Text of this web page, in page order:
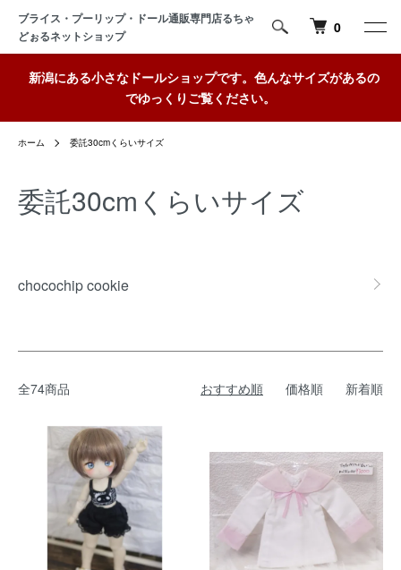
ブライス・プーリップ・ドール通販専門店るちゃ
どぉるネットショップ
0
新潟にある小さなドールショップです。色んなサイズがあるの
でゆっくりご覧ください。
ホーム 委託30cmくらいサイズ
委託30cmくらいサイズ
chocochip cookie
全74商品 おすすめ順 価格順 新着順